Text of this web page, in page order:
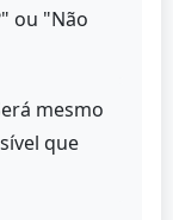
ou "Não
mesmo
que